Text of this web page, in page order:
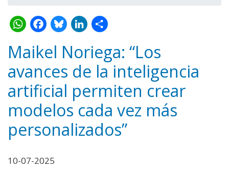
WhatsApp
Facebook
Bluesky
LinkedIn
Share
Maikel Noriega: “Los
avances de la inteligencia
artificial permiten crear
modelos cada vez más
personalizados”
10-07-2025